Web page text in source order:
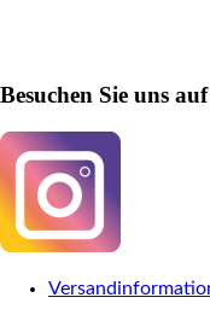
Besuchen Sie uns